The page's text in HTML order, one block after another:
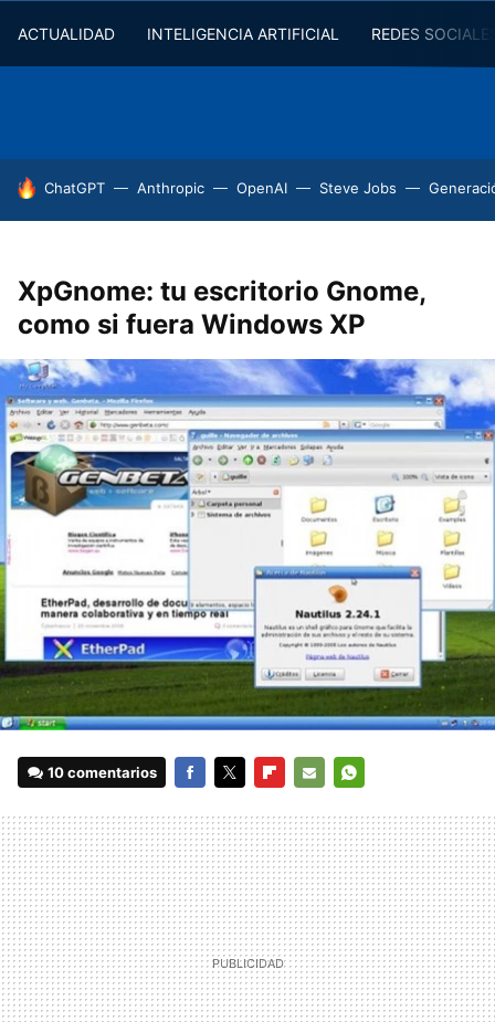
ACTUALIDAD INTELIGENCIA ARTIFICIAL REDES
HOY SE HABLA DE
ChatGPT Anthropic OpenAI Steve Jobs
XpGnome: tu escritorio Gnome,
como si fuera Windows XP
10 comentarios
MAIL